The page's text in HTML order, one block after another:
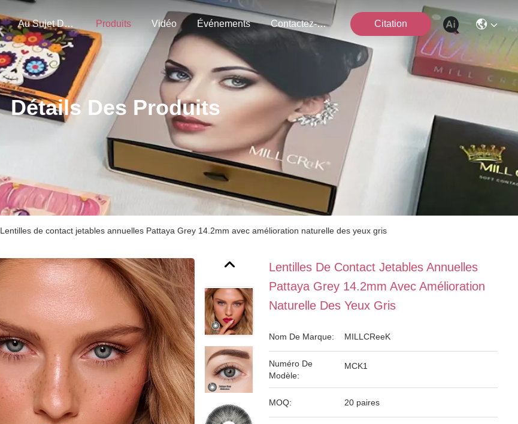
Au Sujet De Nous Produits Vidéo Événements Contactez-Nous Citation
Détails Des Produits
Lentilles de contact jetables annuelles Pattaya Grey 14.2mm avec amélioration naturelle des yeux gris
Lentilles De Contact Jetables Annuelles
Pattaya Grey 14.2mm Avec Amélioration
Naturelle Des Yeux Gris
Nom De Marque: MILLCReeK
Numéro De
Modèle:
MCK1
MOQ: 20 paires